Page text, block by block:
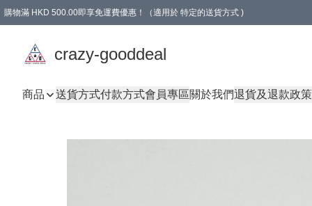
購物滿 HKD 500.00即享免運費優惠！（適用於 特定的送貨方式 )
crazy-gooddeal
商品 送貨方式付款方式會員專區關於我們退貨及退款政策